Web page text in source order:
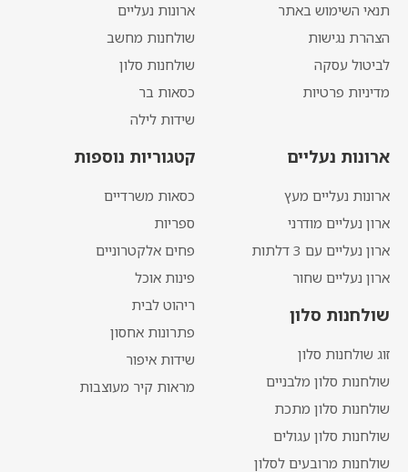
תנאי השימוש באתר
הצהרת נגישות
לביטול עסקה
מדיניות פרטיות
ארונות נעליים
שולחנות מחשב
שולחנות סלון
כסאות בר
שידות לילה
ארונות נעליים
ארונות נעליים מעץ
ארון נעליים מודרני
ארון נעליים עם 3 דלתות
ארון נעליים שחור
שולחנות סלון
זוג שולחנות סלון
שולחנות סלון מלבניים
שולחנות סלון מתכת
שולחנות סלון עגולים
שולחנות מרובעים לסלון
קטגוריות נוספות
כסאות משרדיים
ספריות
פחים אלקטרוניים
פינות אוכל
ריהוט לבית
פתרונות אחסון
שידות איפור
מראות קיר מעוצבות